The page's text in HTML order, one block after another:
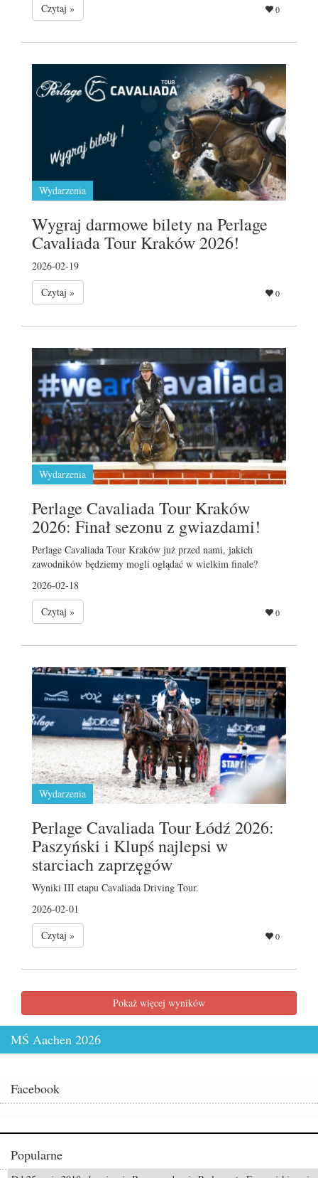
Czytaj »
0
Wydarzenia
Wygraj darmowe bilety na Perlage
Cavaliada Tour Kraków 2026!
2026-02-19
Czytaj »
0
Wydarzenia
Perlage Cavaliada Tour Kraków
2026: Finał sezonu z gwiazdami!
Perlage Cavaliada Tour Kraków już przed nami, jakich
zawodników będziemy mogli oglądać w wielkim finale?
2026-02-18
Czytaj »
0
Wydarzenia
Perlage Cavaliada Tour Łódź 2026:
Paszyński i Klupś najlepsi w
starciach zaprzęgów
Wyniki III etapu Cavaliada Driving Tour.
2026-02-01
Czytaj »
0
Pokaż więcej wyników
MŚ Aachen 2026
Facebook
Popularne